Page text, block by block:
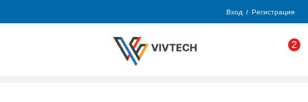
Вход / Регистрация
2